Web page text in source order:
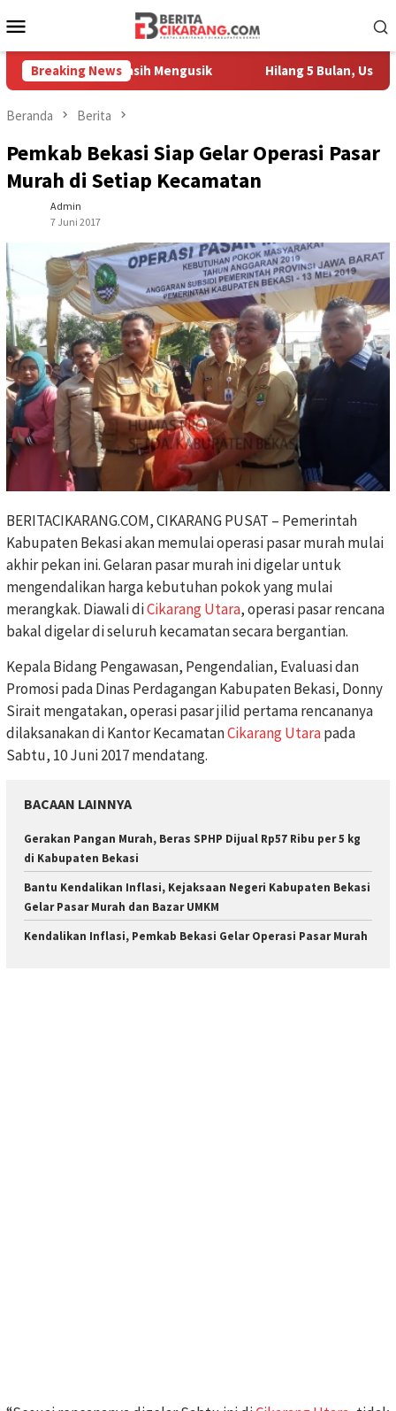
ke
Mobile
Breaking News
Masih Mengusik Hilang 5 Bulan, Ustadz
Beranda Berita
Pemkab Bekasi Siap Gelar Operasi Pasar
Murah di Setiap Kecamatan
Admin
7 Juni 2017
BERITACIKARANG.COM, CIKARANG PUSAT – Pemerintah
Kabupaten Bekasi akan memulai operasi pasar murah mulai
akhir pekan ini. Gelaran pasar murah ini digelar untuk
mengendalikan harga kebutuhan pokok yang mulai
merangkak. Diawali diCikarang Utara, operasi pasar rencana
bakal digelar di seluruh kecamatan secara bergantian.
Kepala Bidang Pengawasan, Pengendalian, Evaluasi dan
Promosi pada Dinas Perdagangan Kabupaten Bekasi, Donny
Sirait mengatakan, operasi pasar jilid pertama rencananya
dilaksanakan di Kantor KecamatanCikarang Utarapada
Sabtu, 10 Juni 2017 mendatang.
BACAAN LAINNYA
Gerakan Pangan Murah, Beras SPHP Dijual Rp57 Ribu per 5 kg
di Kabupaten Bekasi
Bantu Kendalikan Inflasi, Kejaksaan Negeri Kabupaten Bekasi
Gelar Pasar Murah dan Bazar UMKM
Kendalikan Inflasi, Pemkab Bekasi Gelar Operasi Pasar Murah